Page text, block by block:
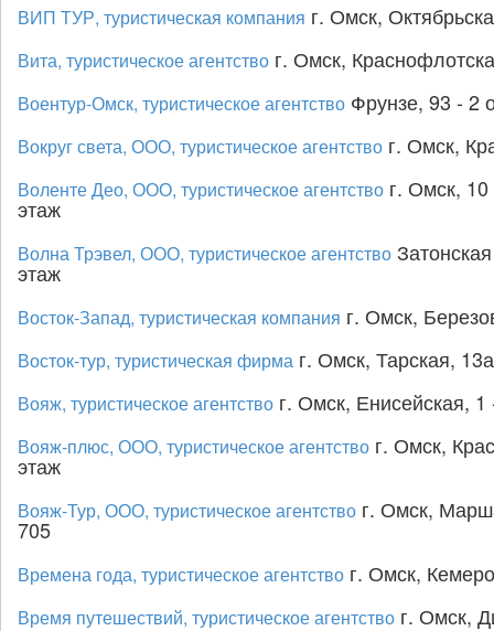
ВИП ТУР, туристическая компания г. Омск,
Вита, туристическое агентство г. Омск,
Воентур-Омск, туристическое агентство Фрунзе, 93 - 2
Вокруг света, ООО, туристическое агентство г. Омск,
Воленте Део, ООО, туристическое агентство г. Омск,
этаж
Волна Трэвел, ООО, туристическое агентство
этаж
Восток-Запад, туристическая компания г. Омск,
Восток-тур, туристическая фирма г. Омск, Тарская,
Вояж, туристическое агентство г. Омск, Енисейская,
Вояж-плюс, ООО, туристическое агентство г. Омск,
этаж
Вояж-Тур, ООО, туристическое агентство г. Омск,
705
Времена года, туристическое агентство г. Омск,
Время путешествий, туристическое агентство г. Омск,